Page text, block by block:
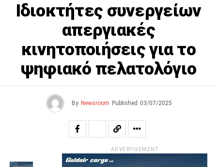
Ιδιοκτήτες συνεργείων
απεργιακές
κινητοποιήσεις για το
ψηφιακό πελατολόγιο
By Newsroom Published 03/07/2025
ADVERTISEMENT